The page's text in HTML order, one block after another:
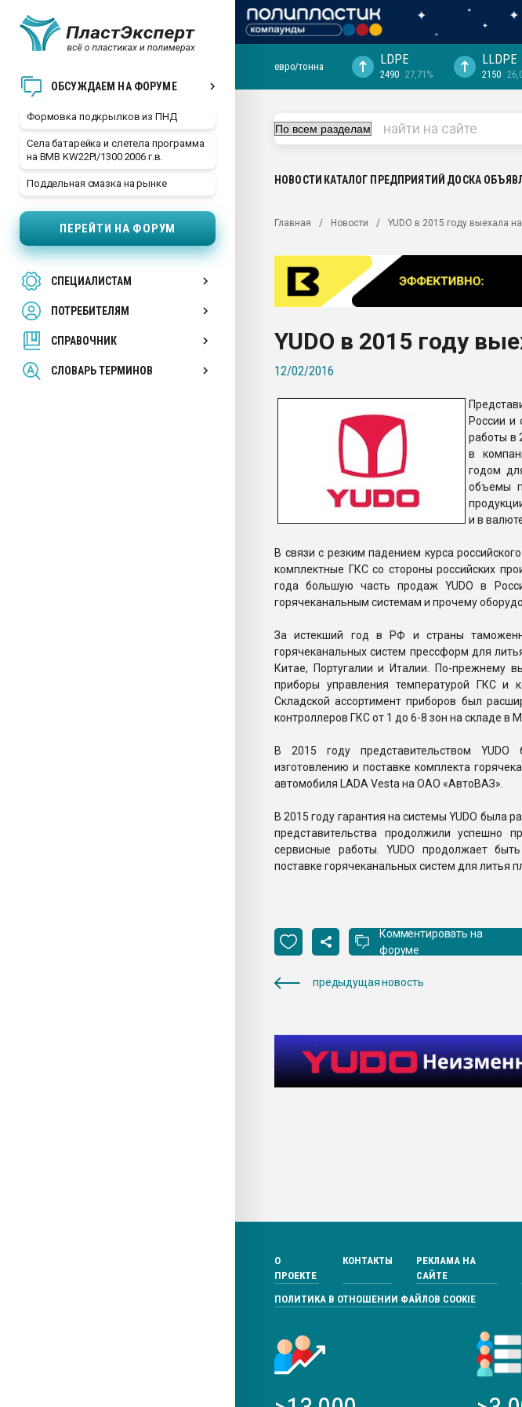
ОБСУЖДАЕМ НА ФОРУМЕ
Формовка подкрылков из ПНД
Села батарейка и слетела программа
на BMB KW22PI/1300 2006 г.в.
Поддельная смазка на рынке
ПЕРЕЙТИ НА ФОРУМ
СПЕЦИАЛИСТАМ
ПОТРЕБИТЕЛЯМ
СПРАВОЧНИК
СЛОВАРЬ ТЕРМИНОВ
29.07.2026 ФРП помог "Ижевскому
Вакуум-формовочные машины:
28.07.2026 Автоматизация выходит на
первый план в переработке
пластмасс
ситуацией на строительном рынке
Всё, что касается выдува ПЭТ
бутылок
ПЕРЕЙТИ НА ФОРУМ
евро/тонна LDPE
2490 27,71%
LLDPE
2150
НОВОСТИ КАТАЛОГ ПРЕДПРИЯТИЙ ДОСКА
Главная Новости YUDO в 2015 году выехала
YUDO в 2015 году
12/02/2016
России и
работы в
в
годом
объемы
и в
В связи с резким падением курса
комплектные ГКС со стороны российских
года большую часть продаж YUDO в
горячеканальным системам и прочему
За истекший год в РФ и страны
горячеканальных систем прессформ для
Китае, Португалии и Италии. По-прежнему
приборы управления температурой ГКС и
Складской ассортимент приборов был
контроллеров ГКС от 1 до 6-8 зон на складе в
В 2015 году представительством
изготовлению и поставке комплекта
автомобиля LADA Vesta на ОАО «АвтоВАЗ».
В 2015 году гарантия на системы YUDO была
представительства продолжили успешно
сервисные работы. YUDO продолжает
поставке горячеканальных систем для литья
Комментировать на
форуме
предыдущая новость
О
ПРОЕКТЕ
КОНТАКТЫ
РЕКЛАМА НА
САЙТЕ
ПОЛИТИКА В ОТНОШЕНИИ ФАЙЛОВ COOKIE